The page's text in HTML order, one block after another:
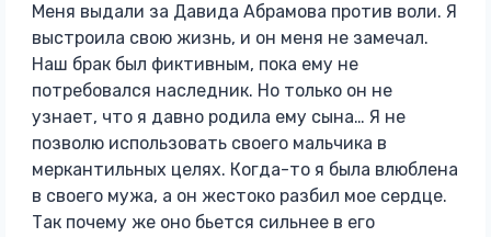
Меня выдали за Давида Абрамова против воли. Я
выстроила свою жизнь, и он меня не замечал.
Наш брак был фиктивным, пока ему не
потребовался наследник. Но только он не
узнает, что я давно родила ему сына… Я не
позволю использовать своего мальчика в
меркантильных целях. Когда-то я была влюблена
в своего мужа, а он жестоко разбил мое сердце.
Так почему же оно бьется сильнее в его